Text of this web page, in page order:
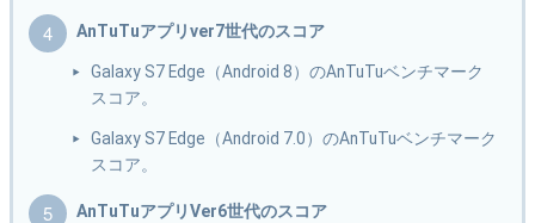
AnTuTuアプリver7世代のスコア
Galaxy S7 Edge（Android 8）のAnTuTuベンチマーク
スコア。
Galaxy S7 Edge（Android 7.0）のAnTuTuベンチマーク
スコア。
AnTuTuアプリVer6世代のスコア